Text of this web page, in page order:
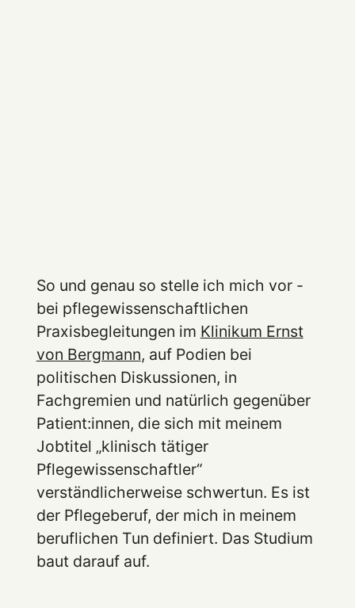
So und genau so stelle ich mich vor -
bei pflegewissenschaftlichen
Praxisbegleitungen im Klinikum Ernst
von Bergmann, auf Podien bei
politischen Diskussionen, in
Fachgremien und natürlich gegenüber
Patient:innen, die sich mit meinem
Jobtitel „klinisch tätiger
Pflegewissenschaftler“
verständlicherweise schwertun. Es ist
der Pflegeberuf, der mich in meinem
beruflichen Tun definiert. Das Studium
baut darauf auf.